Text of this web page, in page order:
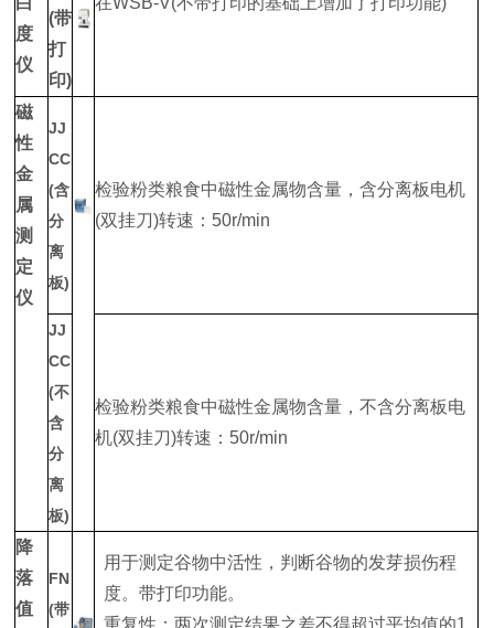
度
仪
(带
打
印)
磁
性
金
属
测
定
仪
JJ
CC
(含
分
离
板)
检验粉类粮食中磁性金属物含量，含分离板电机
(双挂刀)转速：50r/min
JJ
CC
(不
含
分
离
板)
检验粉类粮食中磁性金属物含量，不含分离板电
机(双挂刀)转速：50r/min
降
落
值
FN
(带
用于测定谷物中活性，判断谷物的发芽损伤程
度。带打印功能。
重复性：两次测定结果之差不得超过平均值的1